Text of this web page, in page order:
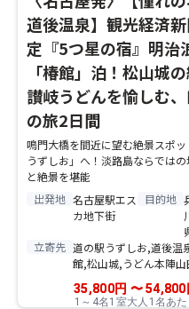
道後温泉】観光経済
定『5つ星の宿』明治
「椿館」泊！松山城
讃岐うどんを愉しむ
の旅2日間
鳴門大橋を間近に望む絶景スポ
うずしお」へ！淡路島ならでは
と絶景を堪能
出発地 名古屋駅エス
カ地下街
目的地
立寄先 道の駅うずしお,道後
館,松山城,うどん本陣
35,800円 〜54,800
1～4名1室大人1名あた